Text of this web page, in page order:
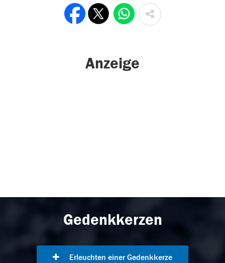
Anzeige
Gedenkkerzen
Erleuchten einer Gedenkkerze